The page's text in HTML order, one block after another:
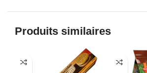
Produits similaires